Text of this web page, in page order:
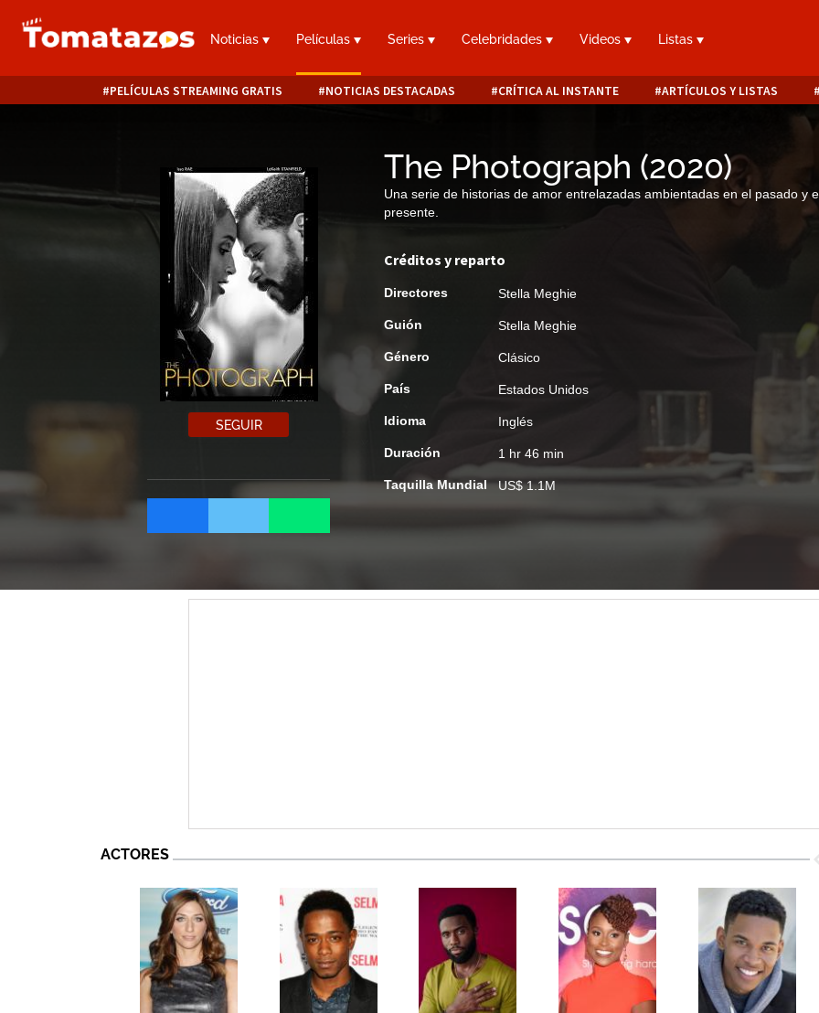
Noticias Películas Series Celebridades Videos Listas
PELÍCULAS STREAMING GRATIS NOTICIAS DESTACADAS CRÍTICA AL INSTANTE ARTÍCULOS Y LISTAS
SEGUIR
The Photograph (2020)
Una serie de historias de amor entrelazadas ambientadas en el pasado y
presente.
Créditos y reparto
Directores Stella Meghie
Guión Stella Meghie
Género Clásico
País Estados Unidos
Idioma Inglés
Duración 1 hr 46 min
Taquilla Mundial US$ 1.1M
ACTORES